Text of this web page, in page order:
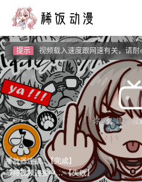
提示
如果无法播放请安装HEVC拓展
提示
提示
视频载入速度跟网速有关，请耐
提示
如果无法播放请安装HEVC拓展